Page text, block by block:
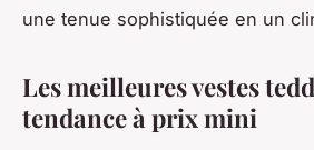
une tenue sophistiquée en un
Les meilleures vestes
tendance à prix mini